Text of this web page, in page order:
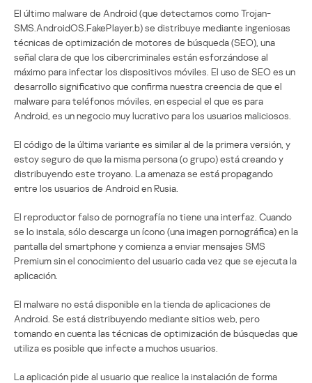
El último malware de Android (que detectamos como Trojan-
SMS.AndroidOS.FakePlayer.b) se distribuye mediante ingeniosas
técnicas de optimización de motores de búsqueda (SEO), una
señal clara de que los cibercriminales están esforzándose al
máximo para infectar los dispositivos móviles. El uso de SEO es un
desarrollo significativo que confirma nuestra creencia de que el
malware para teléfonos móviles, en especial el que es para
Android, es un negocio muy lucrativo para los usuarios maliciosos.
El código de la última variante es similar al de la primera versión, y
estoy seguro de que la misma persona (o grupo) está creando y
distribuyendo este troyano. La amenaza se está propagando
entre los usuarios de Android en Rusia.
El reproductor falso de pornografía no tiene una interfaz. Cuando
se lo instala, sólo descarga un ícono (una imagen pornográfica) en la
pantalla del smartphone y comienza a enviar mensajes SMS
Premium sin el conocimiento del usuario cada vez que se ejecuta la
aplicación.
El malware no está disponible en la tienda de aplicaciones de
Android. Se está distribuyendo mediante sitios web, pero
tomando en cuenta las técnicas de optimización de búsquedas que
utiliza es posible que infecte a muchos usuarios.
La aplicación pide al usuario que realice la instalación de forma